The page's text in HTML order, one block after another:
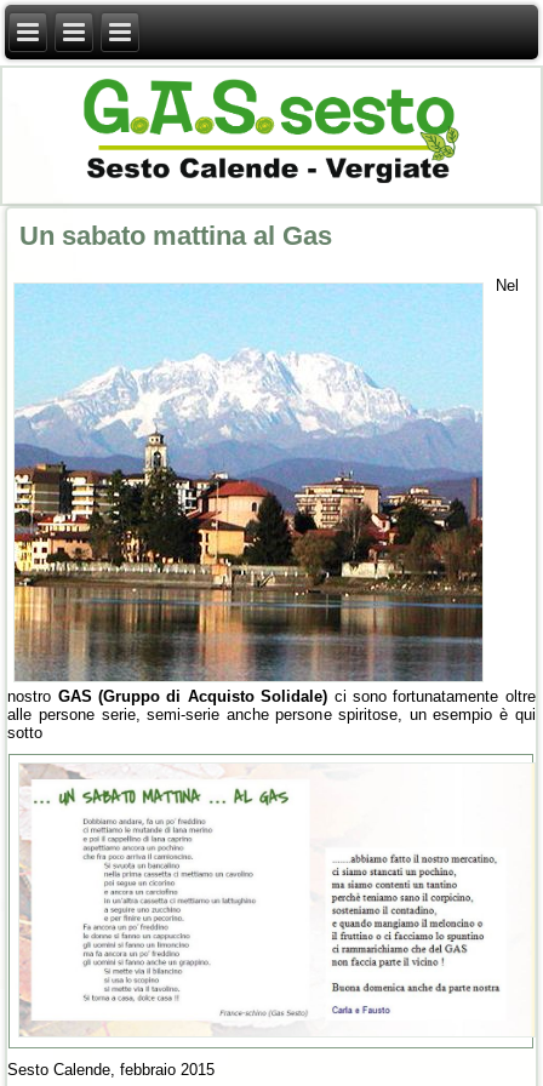
Un sabato mattina al Gas
Nel
nostro GAS (Gruppo di Acquisto Solidale) ci sono fortunatamente oltre
alle persone serie, semi-serie anche persone spiritose, un esempio è qui
sotto
Sesto Calende, febbraio 2015